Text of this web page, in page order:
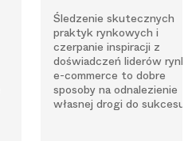
Śledzenie skutecznych
praktyk rynkowych i
czerpanie inspiracji z
doświadczeń liderów
e-commerce to dobre
sposoby na odnalezienie
własnej drogi do sukcesu.